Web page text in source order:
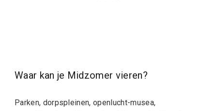
Waar kan je Midzomer vieren?
Parken, dorpspleinen, openlucht-musea,